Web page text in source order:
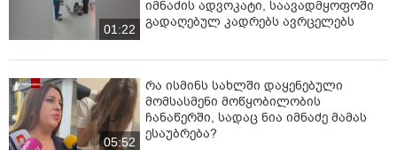
01:22
იმნაძის ადვოკატი, საავადმყოფოში
გადაღებულ კადრებს ავრცელებს
05:52
რა ისმინს სახლში დაყენებული
მომსასმენი მოწყობილობის
ჩანაწერში, სადაც ნია იმნაძე მამას
ესაუბრება?